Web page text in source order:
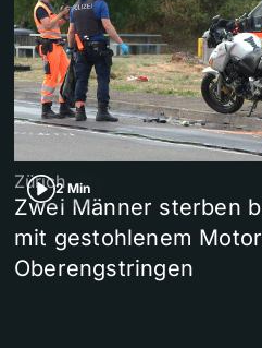
2 Min
Zürich
Zwei Männer sterben
mit gestohlenem
Oberengstringen